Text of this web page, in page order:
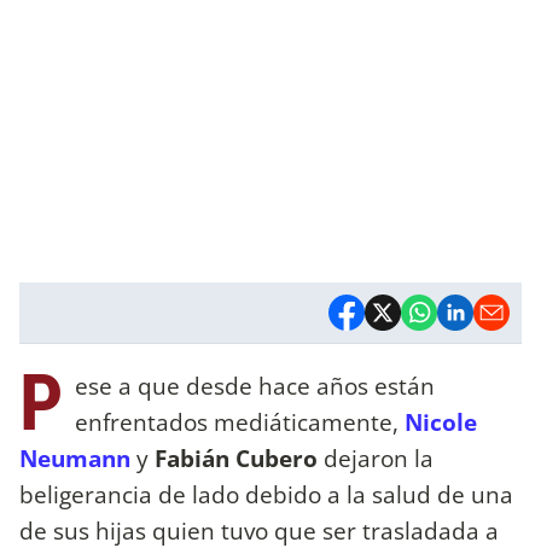
P ese a que desde hace años están
enfrentados mediáticamente, Nicole
Neumann y Fabián Cubero dejaron la
beligerancia de lado debido a la salud de una
de sus hijas quien tuvo que ser trasladada a